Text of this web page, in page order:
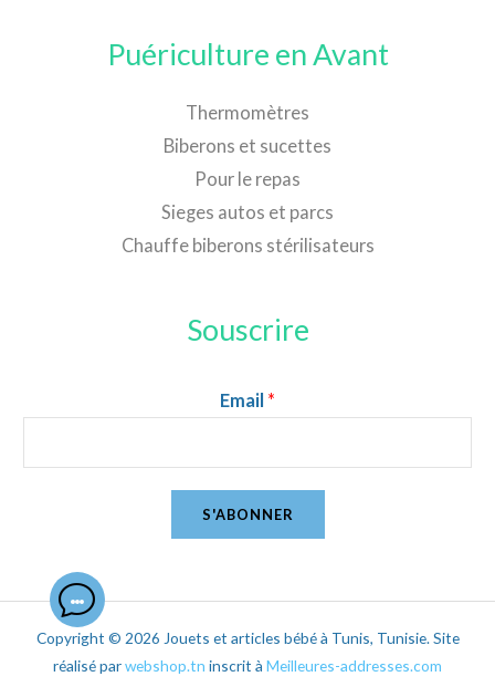
Puériculture en Avant
Thermomètres
Biberons et sucettes
Pour le repas
Sieges autos et parcs
Chauffe biberons stérilisateurs
Souscrire
Email *
S'ABONNER
Copyright © 2026 Jouets et articles bébé à Tunis, Tunisie. Site
réalisé parwebshop.tn inscrit à Meilleures-addresses.com